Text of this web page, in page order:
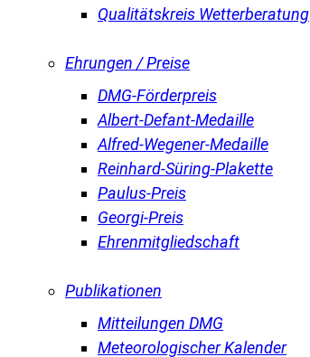
Qualitätskreis Wetterberatung
Ehrungen / Preise
DMG-Förderpreis
Albert-Defant-Medaille
Alfred-Wegener-Medaille
Reinhard-Süring-Plakette
Paulus-Preis
Georgi-Preis
Ehrenmitgliedschaft
Publikationen
Mitteilungen DMG
Meteorologischer Kalender